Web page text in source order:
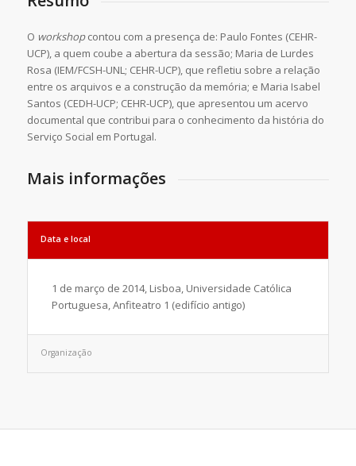
O workshopcontou com a presença de: Paulo Fontes (CEHR-
UCP), a quem coube a abertura da sessão; Maria de Lurdes
Rosa (IEM/FCSH-UNL; CEHR-UCP), que refletiu sobre a relação
entre os arquivos e a construção da memória; e Maria Isabel
Santos (CEDH-UCP; CEHR-UCP), que apresentou um acervo
documental que contribui para o conhecimento da história do
Serviço Social em Portugal.
Mais informações
Data e local
1 de março de 2014, Lisboa, Universidade Católica
Portuguesa, Anfiteatro 1 (edifício antigo)
Organização